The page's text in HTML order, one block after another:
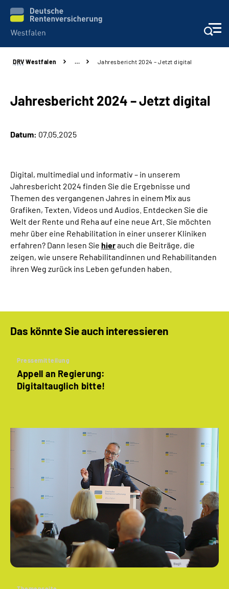
Kontakt und Beratung
Broschüren und mehr
Karriere
Über uns
Online-Services
Inhalte in Gebärdensprache (DGS)
DRV Westfalen … Jahresbericht 2024 – Jetzt digital
Jahresbericht 2024 – Jetzt digital
Datum: 07.05.2025
Digital, multimedial und informativ – in unserem
Jahresbericht 2024 finden Sie die Ergebnisse und
Themen des vergangenen Jahres in einem Mix aus
Grafiken, Texten, Videos und Audios. Entdecken Sie die
Welt der Rente und Reha auf eine neue Art. Sie möchten
mehr über eine Rehabilitation in einer unserer Kliniken
erfahren? Dann lesen Sie hierauch die Beiträge, die
zeigen, wie unsere Rehabilitandinnen und Rehabilitanden
ihren Weg zurück ins Leben gefunden haben.
Das könnte Sie auch interessieren
Pressemitteilung
Appell an Regierung:
Digitaltauglich bitte!